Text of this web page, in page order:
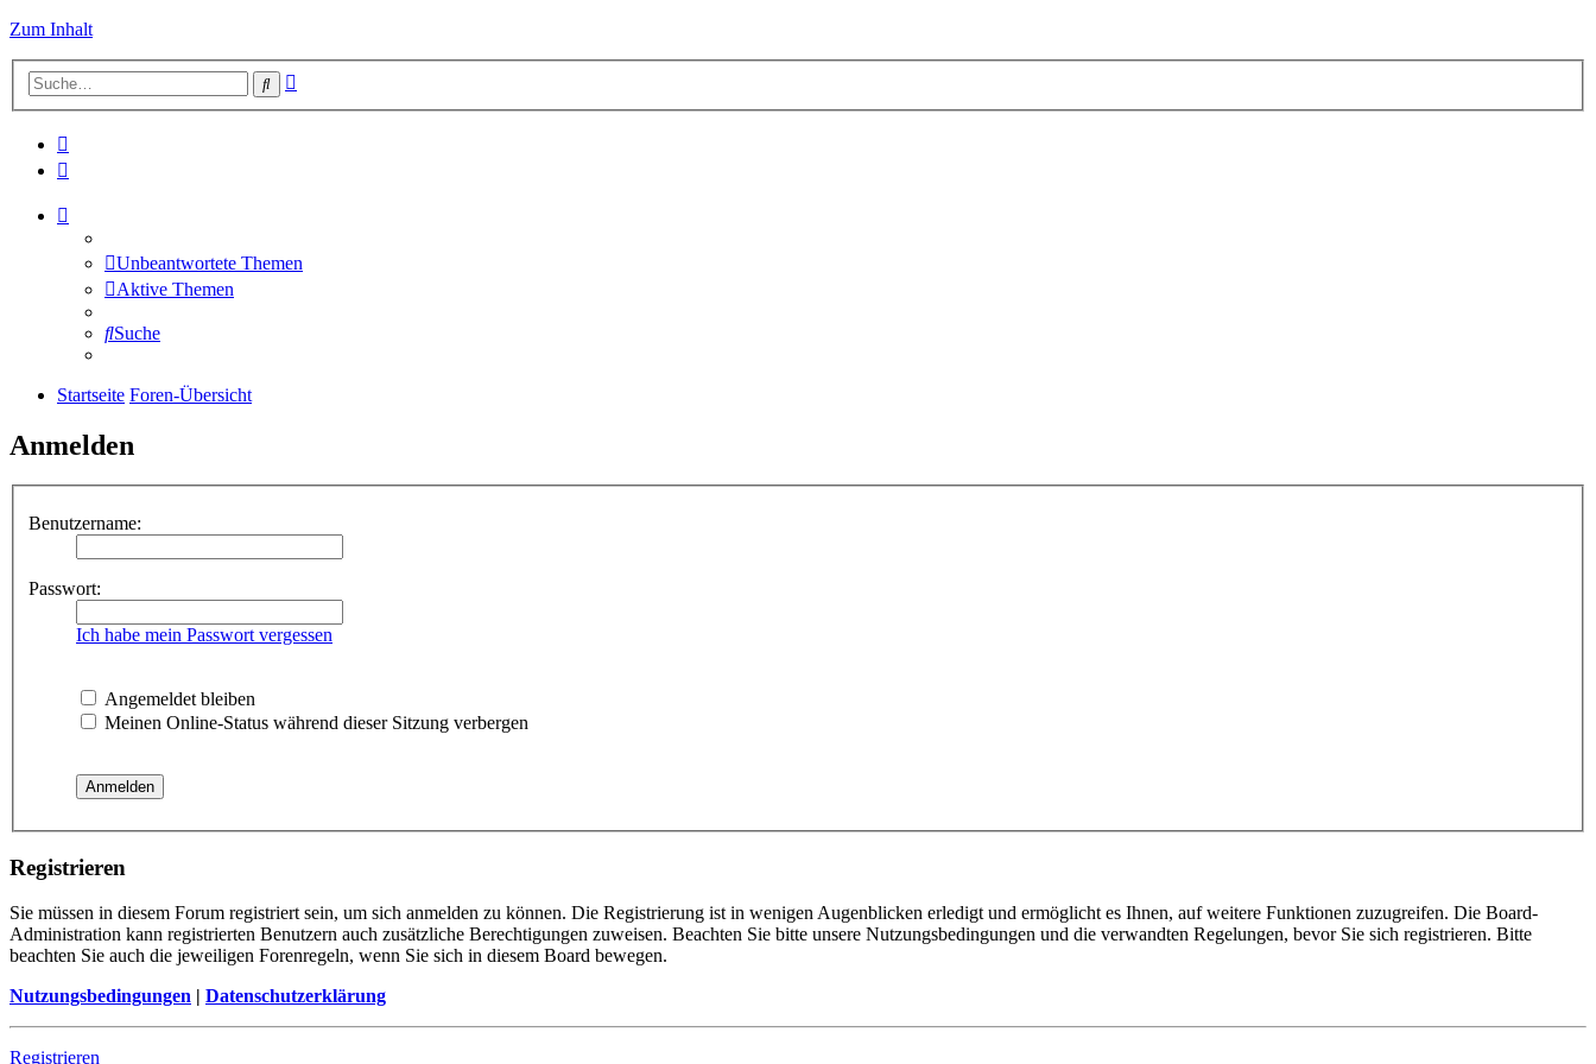
Zum Inhalt
Suche
Unbeantwortete Themen
Aktive Themen
Suche
Startseite Foren-Übersicht
Anmelden
Benutzername:
Passwort:
Ich habe mein Passwort vergessen
Angemeldet bleiben
Meinen Online-Status während dieser Sitzung verbergen
Registrieren
Sie müssen in diesem Forum registriert sein, um sich anmelden zu können. Die Registrierung ist in wenigen Augenblicken erledigt und ermöglicht es Ihnen, auf weitere Funktionen zuzugreifen. Die Board-
Administration kann registrierten Benutzern auch zusätzliche Berechtigungen zuweisen. Beachten Sie bitte unsere Nutzungsbedingungen und die verwandten Regelungen, bevor Sie sich registrieren. Bitte
beachten Sie auch die jeweiligen Forenregeln, wenn Sie sich in diesem Board bewegen.
Nutzungsbedingungen | Datenschutzerklärung
Registrieren